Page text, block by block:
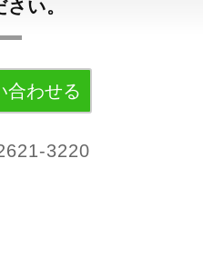
い。
合わせる
3220